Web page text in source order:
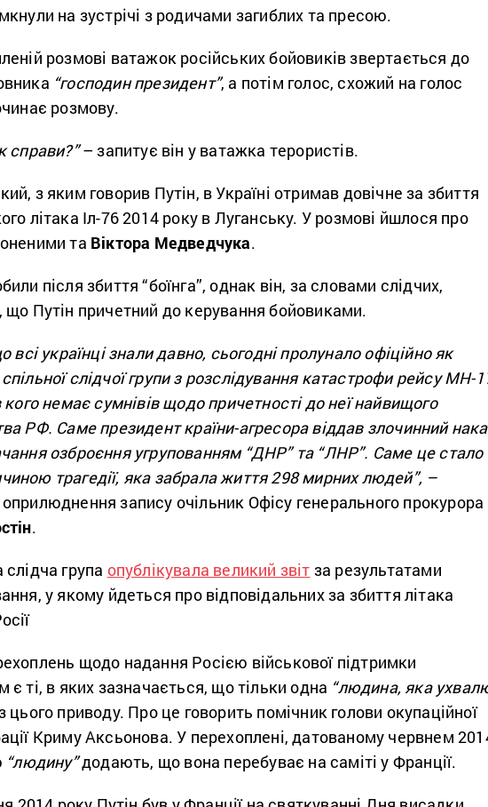
на зустрічі з родичами загиблих та пресою.
розмові ватажок російських бойовиків звертається до
“господин президент”, а потім голос, схожий на голос
розмову.
справи?”– запитує він у ватажка терористів.
з яким говорив Путін, в Україні отримав довічне за збиття
літака Іл-76 2014 року в Луганську. У розмові йшлося про
та Віктора Медведчука.
після збиття “боїнга”, однак він, за словами слідчих,
що Путін причетний до керування бойовиками.
всі українці знали давно, сьогодні пролунало офіційно як
слідчої групи з розслідування катастрофи рейсу MH-
кого немає сумнівів щодо причетності до неї найвищого
РФ. Саме президент країни-агресора віддав злочинний
озброєння угрупованням “ДНР” та “ЛНР”. Саме це стало
трагедії, яка забрала життя 298 мирних людей”, –
оприлюднення запису очільник Офісу генерального прокурора
.
слідча група опублікувала великий звіт за результатами
у якому йдеться про відповідальних за збиття літака
щодо надання Росією військової підтримки
є ті, в яких зазначається, що тільки одна “людина, яка
цього приводу. Про це говорить помічник голови окупаційної
Криму Аксьонова. У перехоплені, датованому червнем
“людину”додають, що вона перебуває на саміті у Франції.